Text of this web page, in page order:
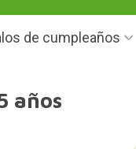
de cumpleaños
años